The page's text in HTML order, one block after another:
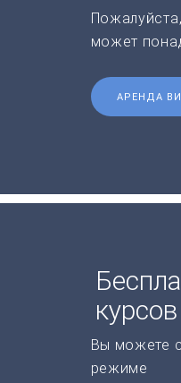
может
АРЕНДА
курсов
Вы можете
режиме